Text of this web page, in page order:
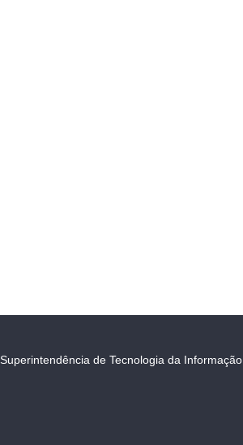
Superintendência de Tecnologia da Informação